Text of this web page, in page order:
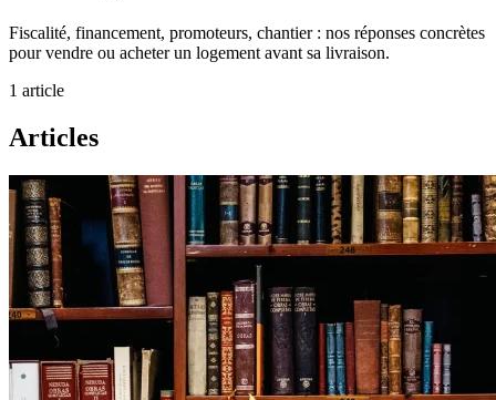
Fiscalité, financement, promoteurs, chantier : nos réponses concrètes
pour vendre ou acheter un logement avant sa livraison.
1 article
Articles